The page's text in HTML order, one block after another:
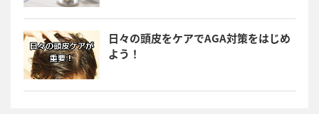
日々の頭皮をケアでAGA対策をはじめ
よう！